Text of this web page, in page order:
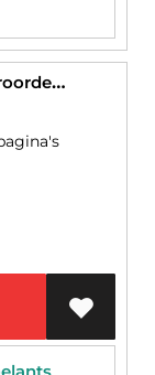
De laatste dag van een veroordeelde